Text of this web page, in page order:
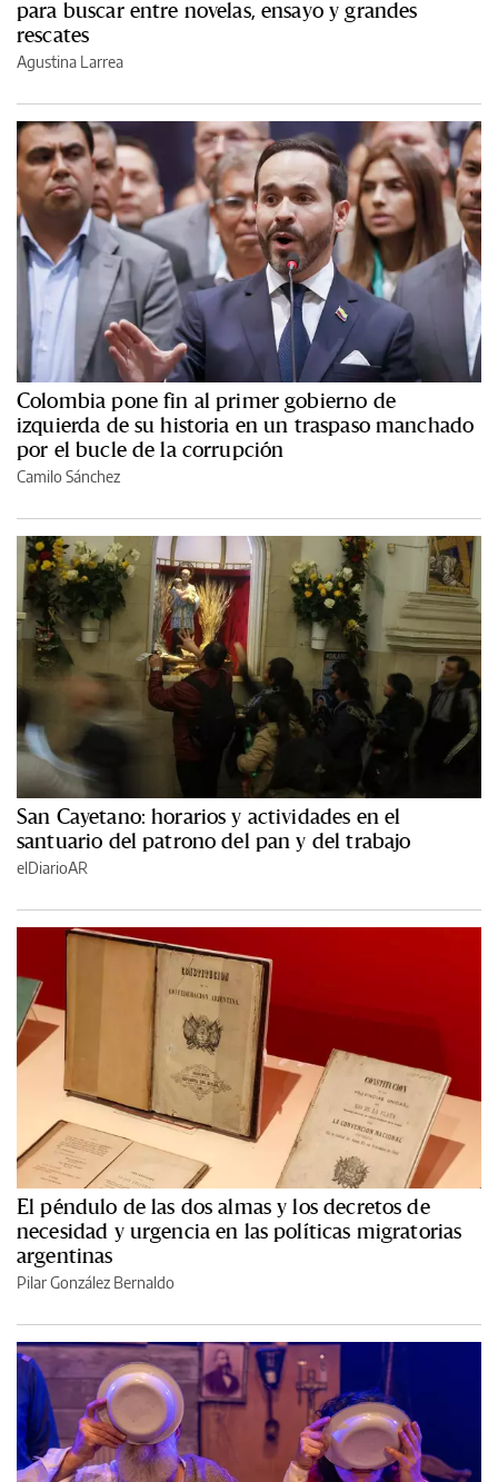
para buscar entre novelas, ensayo y grandes
rescates
Agustina Larrea
Colombia pone fin al primer gobierno de
izquierda de su historia en un traspaso manchado
por el bucle de la corrupción
Camilo Sánchez
San Cayetano: horarios y actividades en el
santuario del patrono del pan y del trabajo
elDiarioAR
El péndulo de las dos almas y los decretos de
necesidad y urgencia en las políticas migratorias
argentinas
Pilar González Bernaldo